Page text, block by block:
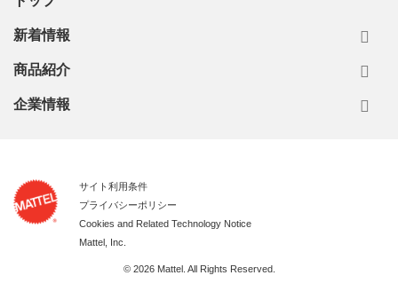
新着情報
商品紹介
企業情報
サイト利用条件
プライバシーポリシー
Cookies and Related Technology Notice
Mattel, Inc.
© 2026 Mattel. All Rights Reserved.